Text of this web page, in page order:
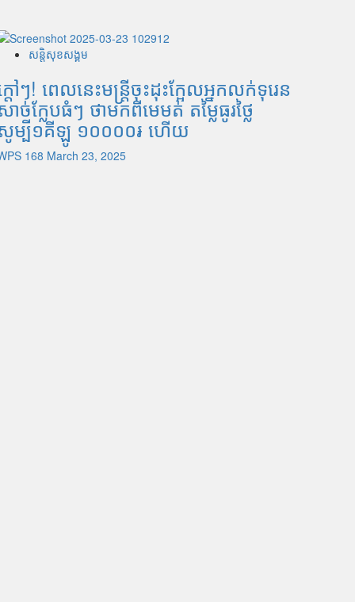
សន្តិសុខសង្គម
តៅៗ! ពេលនេះមន្រ្តីចុះដុះក្អែលអ្នកលក់ទុរេន
ាច់ក្លែបធំៗ ថាមកពីមេមត់ តម្លៃធូរថ្លៃ
ម្បី១គីឡូ ១០០០០៛ ហើយ
168 March 23, 2025